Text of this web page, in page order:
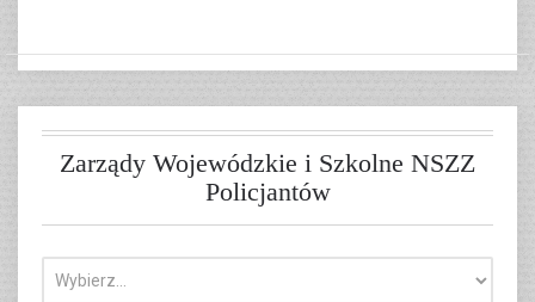
Zarządy Wojewódzkie i Szkolne NSZZ
Policjantów